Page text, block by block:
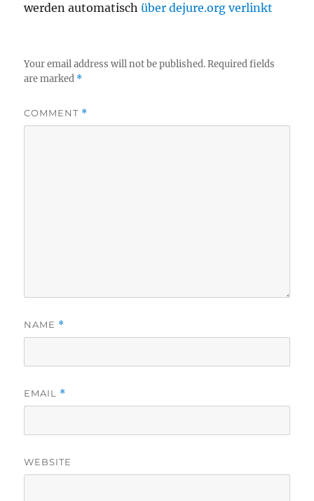
werden automatischüber dejure.org verlinkt
Your email address will not be published. Required fields
are marked *
COMMENT *
NAME *
EMAIL *
WEBSITE